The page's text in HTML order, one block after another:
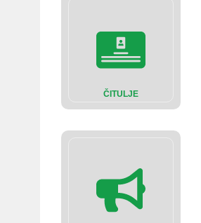
ČITULJE